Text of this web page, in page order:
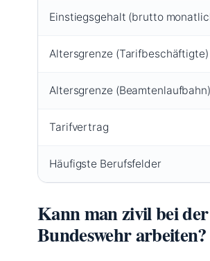
Einstiegsgehalt (brutto
Altersgrenze (Tarifbeschäftigte)
Altersgrenze (Beamtenlaufbahn)
Tarifvertrag
Häufigste Berufsfelder
Kann man zivil bei der
Bundeswehr arbeiten?